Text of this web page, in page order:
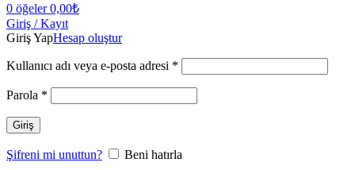
0 öğeler 0,00₺
Giriş / Kayıt
Giriş YapHesap oluştur
Kullanıcı adı veya e-posta adresi *
Parola *
Giriş
Şifreni mi unuttun? Beni hatırla